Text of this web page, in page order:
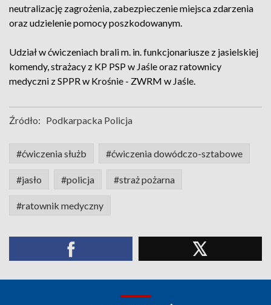
neutralizację zagrożenia, zabezpieczenie miejsca zdarzenia
oraz udzielenie pomocy poszkodowanym.
Udział w ćwiczeniach brali m. in. funkcjonariusze z jasielskiej
komendy, strażacy z KP PSP w Jaśle oraz ratownicy
medyczni z SPPR w Krośnie - ZWRM w Jaśle.
Źródło: Podkarpacka Policja
#ćwiczenia służb #ćwiczenia dowódczo-sztabowe
#jasło #policja #straż pożarna
#ratownik medyczny